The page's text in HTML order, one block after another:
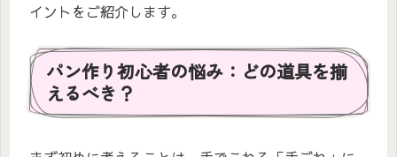
イントをご紹介します。
パン作り初心者の悩み：どの道具を揃
えるべき？